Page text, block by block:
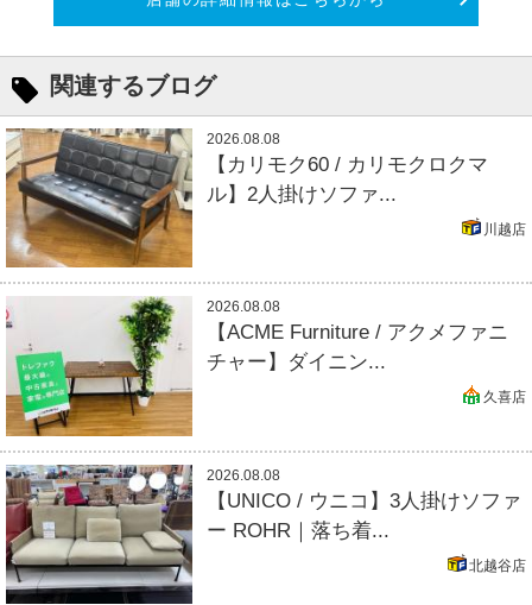
関連するブログ
2026.08.08
【カリモク60 / カリモクロクマ
ル】2人掛けソファ...
川越店
2026.08.08
【ACME Furniture / アクメファニ
チャー】ダイニン...
久喜店
2026.08.08
【UNICO / ウニコ】3人掛けソファ
ー ROHR｜落ち着...
北越谷店